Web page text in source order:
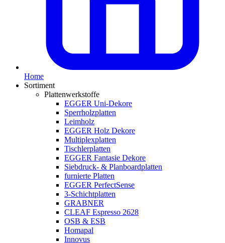
Home
Sortiment
Plattenwerkstoffe
EGGER Uni-Dekore
Sperrholzplatten
Leimholz
EGGER Holz Dekore
Multiplexplatten
Tischlerplatten
EGGER Fantasie Dekore
Siebdruck- & Planboardplatten
furnierte Platten
EGGER PerfectSense
3-Schichtplatten
GRABNER
CLEAF Espresso 2628
OSB & ESB
Homapal
Innovus